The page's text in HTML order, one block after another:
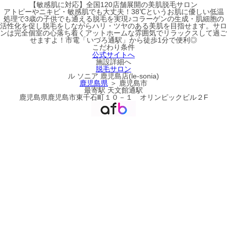
【敏感肌に対応】全国120店舗展開の美肌脱毛サロン
アトピーやニキビ・敏感肌でも大丈夫！38℃というお肌に優しい低温
処理で3歳の子供でも通える脱毛を実現♪コラーゲンの生成・肌細胞の
活性化を促し脱毛をしながらハリ・ツヤのある美肌を目指せます。サロ
ンは完全個室の心落ち着くアットホームな雰囲気でリラックスして過ご
せますよ！市電「いづろ通駅」から徒歩1分で便利◎
こだわり条件
公式サイトへ
施設詳細へ
脱毛サロン
ル ソニア 鹿児島店(le-sonia)
鹿児島県 ＞ 鹿児島市
最寄駅 天文館通駅
鹿児島県鹿児島市東千石町１０－１ オリンピックビル２F